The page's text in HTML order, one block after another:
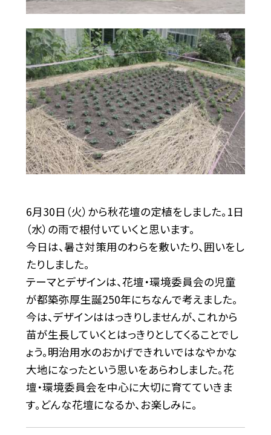
6月30日（火）から秋花壇の定植をしました。1日
（水）の雨で根付いていくと思います。
今日は、暑さ対策用のわらを敷いたり、囲いをし
たりしました。
テーマとデザインは、花壇・環境委員会の児童
が都築弥厚生誕250年にちなんで考えました。
今は、デザインははっきりしませんが、これから
苗が生長していくとはっきりとしてくることでし
ょう。明治用水のおかげできれいではなやかな
大地になったという思いをあらわしました。花
壇・環境委員会を中心に大切に育てていきま
す。どんな花壇になるか、お楽しみに。